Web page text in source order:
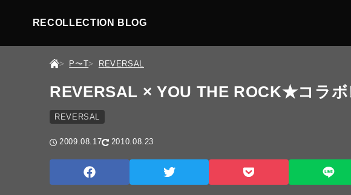
RECOLLECTION BLOG
P〜T REVERSAL
REVERSAL × YOU THE ROCK★コラ
REVERSAL
2009.08.17 2010.08.23